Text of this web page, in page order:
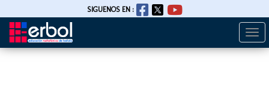
Pasar
SIGUENOS EN :